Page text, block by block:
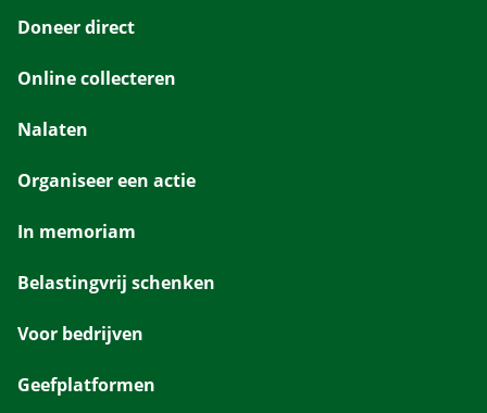
Doneer direct
Online collecteren
Nalaten
Organiseer een actie
In memoriam
Belastingvrij schenken
Voor bedrijven
Geefplatformen